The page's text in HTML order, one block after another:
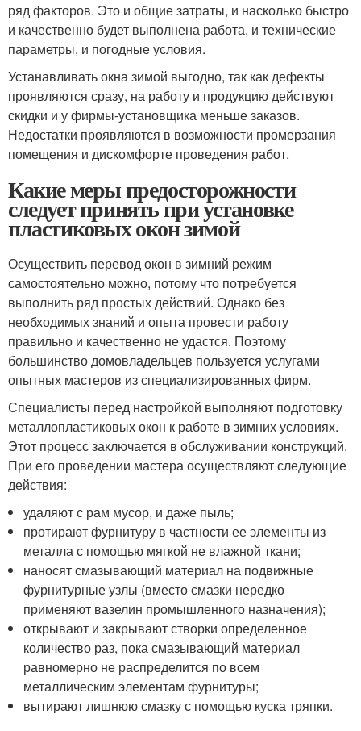
ряд факторов. Это и общие затраты, и насколько быстро
и качественно будет выполнена работа, и технические
параметры, и погодные условия.
Устанавливать окна зимой выгодно, так как дефекты
проявляются сразу, на работу и продукцию действуют
скидки и у фирмы-установщика меньше заказов.
Недостатки проявляются в возможности промерзания
помещения и дискомфорте проведения работ.
Какие меры предосторожности
следует принять при установке
пластиковых окон зимой
Осуществить перевод окон в зимний режим
самостоятельно можно, потому что потребуется
выполнить ряд простых действий. Однако без
необходимых знаний и опыта провести работу
правильно и качественно не удастся. Поэтому
большинство домовладельцев пользуется услугами
опытных мастеров из специализированных фирм.
Специалисты перед настройкой выполняют подготовку
металлопластиковых окон к работе в зимних условиях.
Этот процесс заключается в обслуживании конструкций.
При его проведении мастера осуществляют следующие
действия:
удаляют с рам мусор, и даже пыль;
протирают фурнитуру в частности ее элементы из
металла с помощью мягкой не влажной ткани;
наносят смазывающий материал на подвижные
фурнитурные узлы (вместо смазки нередко
применяют вазелин промышленного назначения);
открывают и закрывают створки определенное
количество раз, пока смазывающий материал
равномерно не распределится по всем
металлическим элементам фурнитуры;
вытирают лишнюю смазку с помощью куска тряпки.